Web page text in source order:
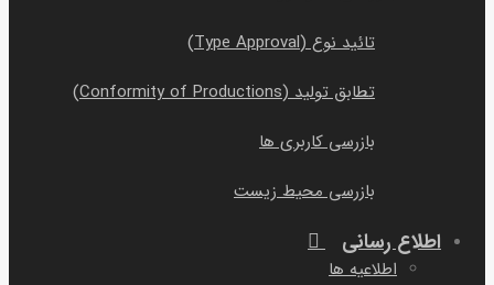
تائید نوع (Type Approval)
تطابق تولید (Conformity of Productions)
بازرسی کاربری ها
بازرسی محیط زیست
اطلاع رسانی
اطلاعیه ها